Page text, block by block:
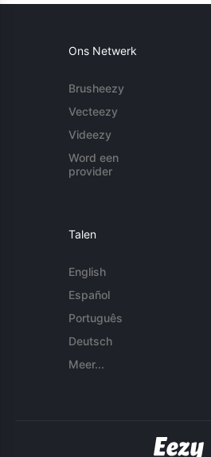
Ons Netwerk
Brusheezy
Vecteezy
Videezy
Word een
provider
Talen
English
Español
Português
Deutsch
Meer...